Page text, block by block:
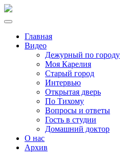
Главная
Видео
Дежурный по городу
Моя Карелия
Старый город
Интервью
Открытая дверь
По Тихому
Вопросы и ответы
Гость в студии
Домашний доктор
О нас
Архив